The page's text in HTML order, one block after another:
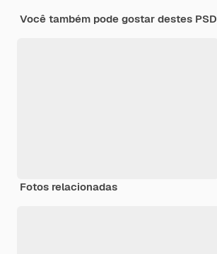
Você também pode gostar destes PSD
Fotos relacionadas